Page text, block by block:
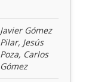
Javier Gómez
Pilar, Jesús
Poza, Carlos
Gómez